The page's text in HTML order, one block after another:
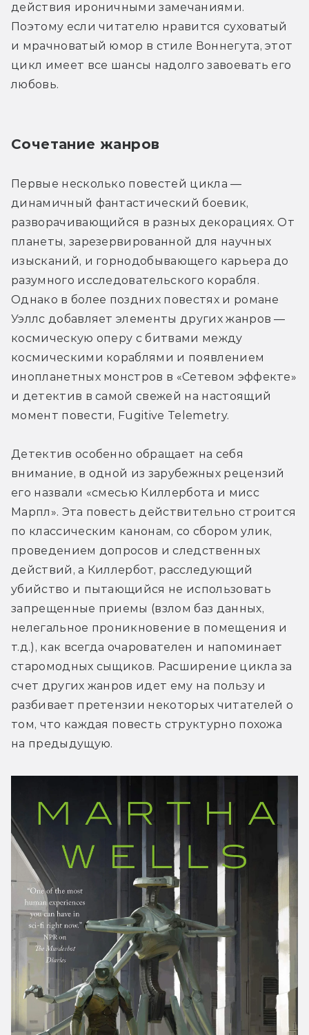
действия ироничными замечаниями.
Поэтому если читателю нравится суховатый
и мрачноватый юмор в стиле Воннегута, этот
цикл имеет все шансы надолго завоевать его
любовь.
Сочетание жанров
Первые несколько повестей цикла —
динамичный фантастический боевик,
разворачивающийся в разных декорациях. От
планеты, зарезервированной для научных
изысканий, и горнодобывающего карьера до
разумного исследовательского корабля.
Однако в более поздних повестях и романе
Уэллс добавляет элементы других жанров —
космическую оперу с битвами между
космическими кораблями и появлением
инопланетных монстров в «Сетевом эффекте»
и детектив в самой свежей на настоящий
момент повести, Fugitive Telemetry.
Детектив особенно обращает на себя
внимание, в одной из зарубежных рецензий
его назвали «смесью Киллербота и мисс
Марпл». Эта повесть действительно строится
по классическим канонам, со сбором улик,
проведением допросов и следственных
действий, а Киллербот, расследующий
убийство и пытающийся не использовать
запрещенные приемы (взлом баз данных,
нелегальное проникновение в помещения и
т.д.), как всегда очарователен и напоминает
старомодных сыщиков. Расширение цикла за
счет других жанров идет ему на пользу и
разбивает претензии некоторых читателей о
том, что каждая повесть структурно похожа
на предыдущую.